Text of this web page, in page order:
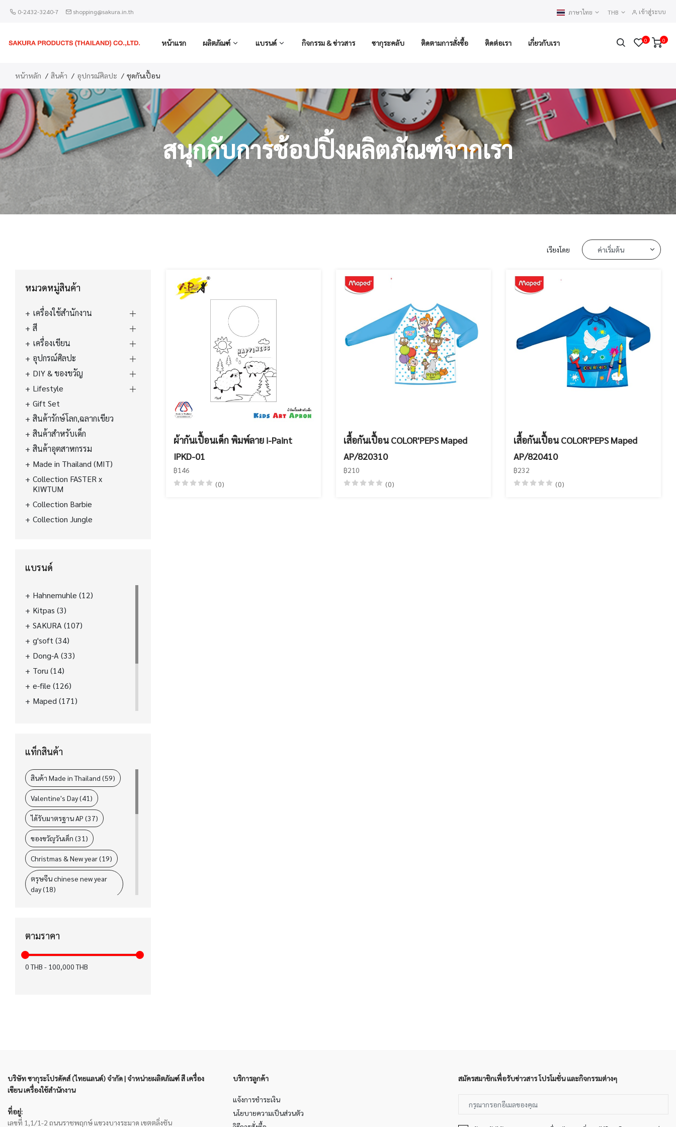
0-2432-3240-7 shopping@sakura.in.th ภาษาไทย THB เข้าสู่ระบบ
หน้าแรก ผลิตภัณฑ์ แบรนด์ กิจกรรม & ข่าวสาร ซากุระคลับ ติดตามการสั่งซื้อ ติดต่อเรา เกี่ยวกับเรา 0 0
หน้าหลัก สินค้า อุปกรณ์ศิลปะ ชุดกันเปื้อน
สนุกกับการช้อปปิ้งผลิตภัณฑ์จากเรา
เรียงโดย
หมวดหมู่สินค้า
เครื่องใช้สำนักงาน
สี
เครื่องเขียน
อุปกรณ์ศิลปะ
DIY & ของขวัญ
Lifestyle
Gift Set
สินค้ารักษ์โลก,ฉลากเขียว
สินค้าสำหรับเด็ก
สินค้าอุตสาหกรรม
Made in Thailand (MIT)
Collection FASTER x
KIWTUM
Collection Barbie
Collection Jungle
แบรนด์
Hahnemuhle (12)
Kitpas (3)
SAKURA (107)
g'soft (34)
Dong-A (33)
Toru (14)
e-file (126)
Maped (171)
ELM
(31)
L&P(4)
แท็กสินค้า
สินค้า Made in Thailand (59)
Valentine's Day (41)
ได้รับมาตรฐาน AP (37)
ของขวัญวันเด็ก (31)
Christmas & New year (19)
ตรุษจีน chinese new year
day (18)
สำหรับคนถนัดมือซ้าย (8)
ได้รับมาตรฐาน Recycled (0)
ตามราคา
0THB - 100,000THB
ผ้ากันเปื้อนเด็ก พิมพ์ลาย i-Paint
IPKD-01
฿146
(0)
เสื้อกันเปื้อน COLOR'PEPS Maped
AP/820310
฿210
(0)
เสื้อกันเปื้อน COLOR'PEPS Maped
AP/820410
฿232
(0)
บริษัท ซากุระโปรดัคส์ (ไทยแลนด์) จำกัด | จำหน่ายผลิตภัณฑ์ สี เครื่อง
เขียน เครื่องใช้สำนักงาน
ที่อยู่:
เลขที่ 1,1/1-2 ถนนราชพฤกษ์ แขวงบางระมาด เขตตลิ่งชัน
บริการลูกค้า
แจ้งการชำระเงิน
นโยบายความเป็นส่วนตัว
สมัครสมาชิกเพื่อรับข่าวสาร โปรโมชั่น และกิจกรรมต่างๆ